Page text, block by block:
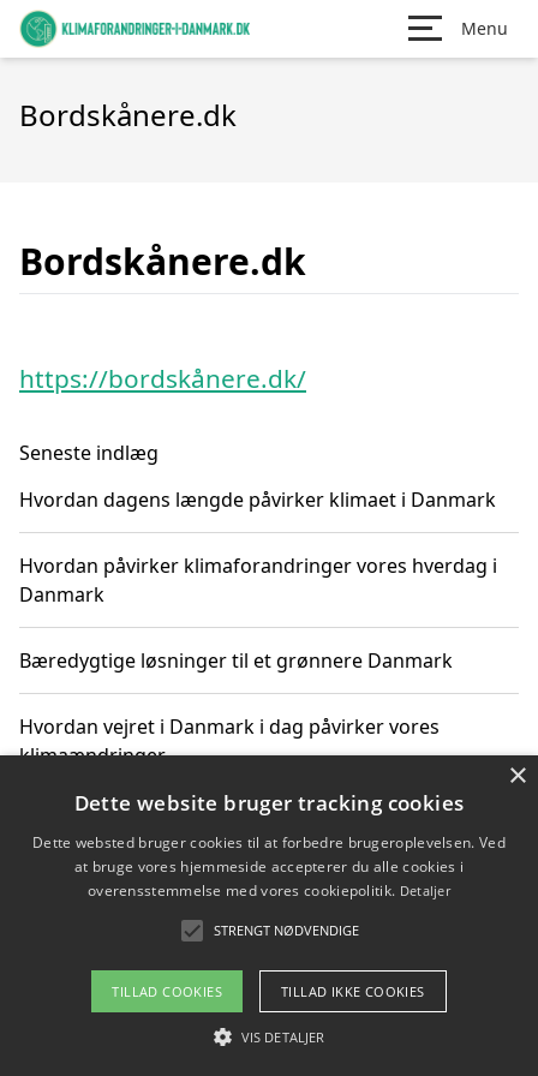
Menu
Bordskånere.dk
Bordskånere.dk
https://bordskånere.dk/
Seneste indlæg
Hvordan dagens længde påvirker klimaet i Danmark
Hvordan påvirker klimaforandringer vores hverdag i
Danmark
Bæredygtige løsninger til et grønnere Danmark
Hvordan vejret i Danmark i dag påvirker vores
klimaændringer
Hvordan klimaændringer påvirker danske unges
gaveønsker
Om / kontakt
Blog Betingelser
×
Dette website bruger tracking cookies
Dette websted bruger cookies til at forbedre brugeroplevelsen. Ved
at bruge vores hjemmeside accepterer du alle cookies i
overensstemmelse med vores cookiepolitik. Detaljer
STRENGT NØDVENDIGE
TILLAD COOKIES TILLAD IKKE COOKIES
VIS DETALJER